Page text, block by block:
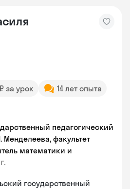
за урок
14 лет опыта
педагогический
Менделеева, факультет
математики и
г.
государственный